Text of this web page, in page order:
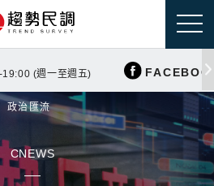
(週一至週五)
政治匯流
CNEWS